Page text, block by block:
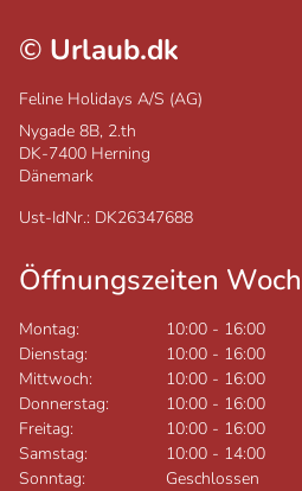
© Urlaub.dk
Feline Holidays A/S (AG)
Nygade 8B, 2.th
DK-7400 Herning
Dänemark
Ust-IdNr.: DK26347688
Öffnungszeiten
Montag: 10:00 - 16:00
Dienstag:
10:00 - 16:00
Mittwoch:
10:00 - 16:00
Donnerstag:
10:00 - 16:00
Freitag:
10:00 - 16:00
Samstag:
10:00 - 14:00
Sonntag:
Geschlossen